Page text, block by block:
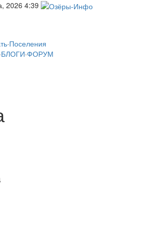
2026 4:39
·Поселения
·БЛОГИ·ФОРУМ